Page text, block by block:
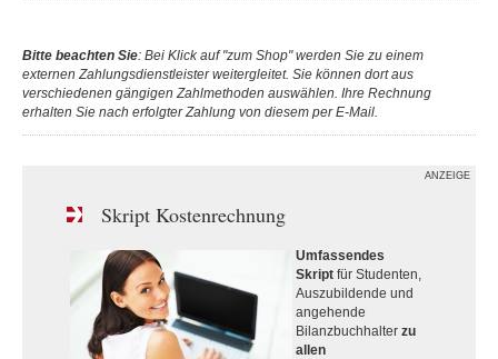
Bitte beachten Sie: Bei Klick auf "zum Shop" werden Sie zu einem
externen Zahlungsdienstleister weitergleitet. Sie können dort aus
verschiedenen gängigen Zahlmethoden auswählen. Ihre Rechnung
erhalten Sie nach erfolgter Zahlung von diesem per E-Mail.
ANZEIGE
Skript Kostenrechnung
Umfassendes
Skript für Studenten,
Auszubildende und
angehende
Bilanzbuchhalter zu
allen